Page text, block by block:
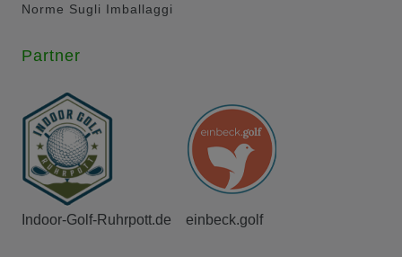
Norme Sugli Imballaggi
Partner
Indoor-Golf-Ruhrpott.de einbeck.golf